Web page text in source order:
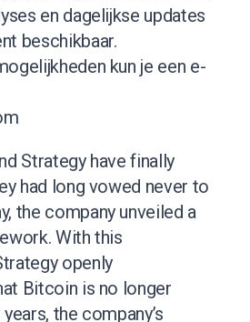
en dagelijkse updates
beschikbaar.
kun je een e-
Strategy have finally
had long vowed never to
the company unveiled a
With this
openly
Bitcoin is no longer
the company’s